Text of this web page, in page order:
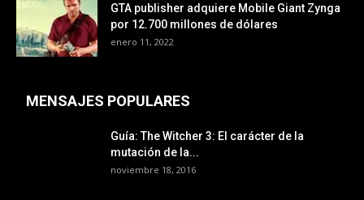
GTA publisher adquiere Mobile Giant Zynga
por 12.700 millones de dólares
enero 11, 2022
MENSAJES POPULARES
Guía: The Witcher 3: El carácter de la
mutación de la...
noviembre 18, 2016